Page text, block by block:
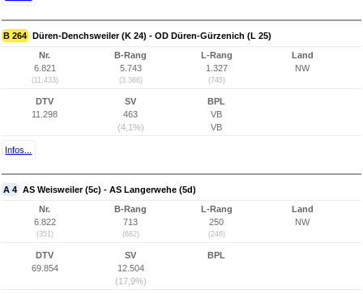
B 264 Düren-Denchsweiler (K 24) - OD Düren-Gürzenich (L 25)
Nr.
6.821
(11.433)
B-Rang
5.743
(3.366)
L-Rang
1.327
(745)
Land
NW
DTV
11.298
SV
463
(4,1%)
BPL
VB
VB
Infos...
A 4 AS Weisweiler (5c) - AS Langerwehe (5d)
Nr.
6.822
(351)
B-Rang
713
(682)
L-Rang
250
(246)
Land
NW
DTV
69.854
SV
12.504
(17,9%)
BPL